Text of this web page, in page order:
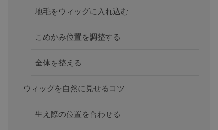
地毛をウィッグに入れ込む
こめかみ位置を調整する
全体を整える
ウィッグを自然に見せるコツ
生え際の位置を合わせる